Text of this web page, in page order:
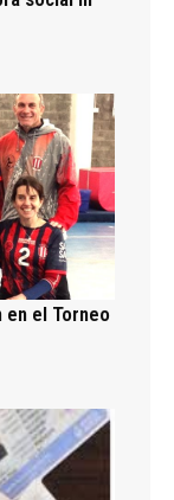
el Torneo